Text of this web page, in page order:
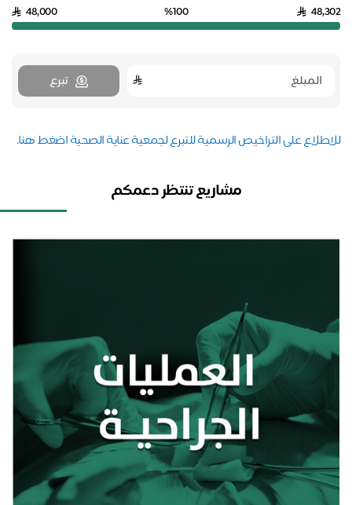
%100
48,000
تبرع
على التراخيص الرسمية للتبرع لجمعية عناية الصحية اضغط هنا.
مشاريع تنتظر دعمكم